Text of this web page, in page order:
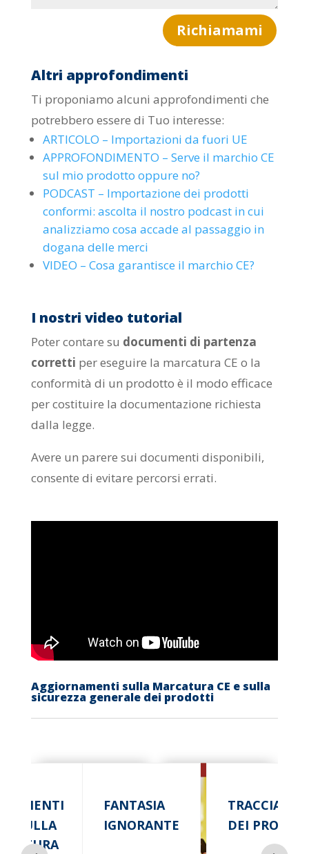
Richiamami
Altri approfondimenti
Ti proponiamo alcuni approfondimenti che
potrebbero essere di Tuo interesse:
ARTICOLO – Importazioni da fuori UE
APPROFONDIMENTO – Serve il marchio CE
sul mio prodotto oppure no?
PODCAST – Importazione dei prodotti
conformi: ascolta il nostro podcast in cui
analizziamo cosa accade al passaggio in
dogana delle merci
VIDEO – Cosa garantisce il marchio CE?
I nostri video tutorial
Poter contare su documenti di partenza
corretti per eseguire la marcatura CE o la
conformità di un prodotto è il modo efficace
per costituire la documentazione richiesta
dalla legge.
Avere un parere sui documenti disponibili,
consente di evitare percorsi errati.
Aggiornamenti sulla Marcatura CE e sulla
sicurezza generale dei prodotti
SULLA
FANTASIA
IGNORANTE
DEI